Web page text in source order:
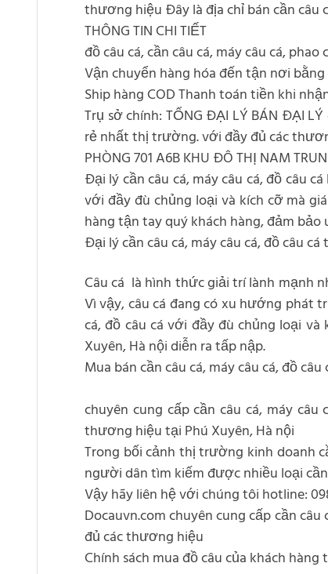
thương hiệu Đây là địa chỉ bán cần câu
THÔNG TIN CHI TIẾT
đồ câu cá, cần câu cá, máy câu cá,
Vận chuyển hàng hóa đến tận nơi
Ship hàng COD Thanh toán tiền khi
Trụ sở chính: TỔNG ĐẠI LÝ BÁN ĐẠI
rẻ nhất thị trường. với đầy đủ các
PHÒNG 701 A6B KHU ĐÔ THỊ NAM
Đại lý cần câu cá, máy câu cá, đồ câu
với đầy đù chủng loại và kích cỡ mà
hàng tận tay quý khách hàng, đảm
Đại lý cần câu cá, máy câu cá, đồ câu
Câu cá là hình thức giải trí lành mạnh
Vì vậy, câu cá đang có xu hướng phát
cá, đồ câu cá với đầy đù chủng loại
Xuyên, Hà nội diễn ra tấp nập.
Mua bán cần câu cá, máy câu cá, đồ
chuyên cung cấp cần câu cá, máy
thương hiệu tại Phú Xuyên, Hà nội
Trong bối cảnh thị trường kinh doanh
người dân tìm kiếm được nhiều loại
Vậy hãy liên hệ với chúng tôi hotline:
Docauvn.com chuyên cung cấp cần
đủ các thương hiệu
Chính sách mua đồ câu của khách